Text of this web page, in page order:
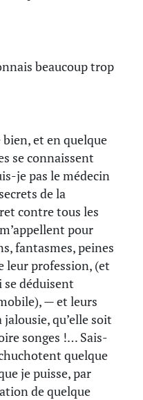
beaucoup trop
et en quelque
se connaissent
je pas le médecin
de la
contre tous les
pour
fantasmes, peines
leur profession, (et
se déduisent
— et leurs
qu’elle soit
songes !… Sais-
quelque
je puisse, par
de quelque